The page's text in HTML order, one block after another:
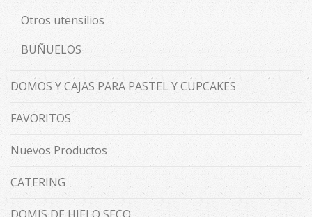
Otros utensilios
BUÑUELOS
DOMOS Y CAJAS PARA PASTEL Y CUPCAKES
FAVORITOS
Nuevos Productos
CATERING